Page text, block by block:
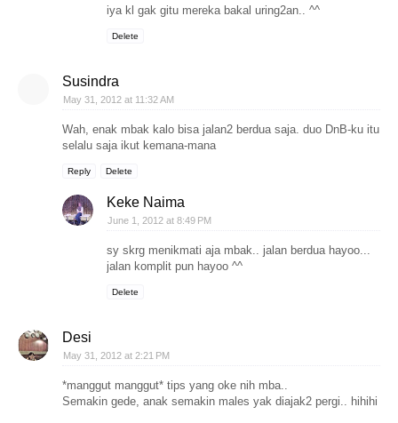
iya kl gak gitu mereka bakal uring2an.. ^^
Delete
Susindra
May 31, 2012 at 11:32 AM
Wah, enak mbak kalo bisa jalan2 berdua saja. duo DnB-ku itu
selalu saja ikut kemana-mana
Reply Delete
Keke Naima
June 1, 2012 at 8:49 PM
sy skrg menikmati aja mbak.. jalan berdua hayoo...
jalan komplit pun hayoo ^^
Delete
Desi
May 31, 2012 at 2:21 PM
*manggut manggut* tips yang oke nih mba..
Semakin gede, anak semakin males yak diajak2 pergi.. hihihi